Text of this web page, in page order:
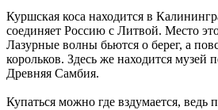
Куршская коса находится в
соединяет Россию с Литвой. Место
Лазурные волны бьются о берег, а
корольков. Здесь же находится
Древняя Самбия.
Купаться можно где вздумается, ведь